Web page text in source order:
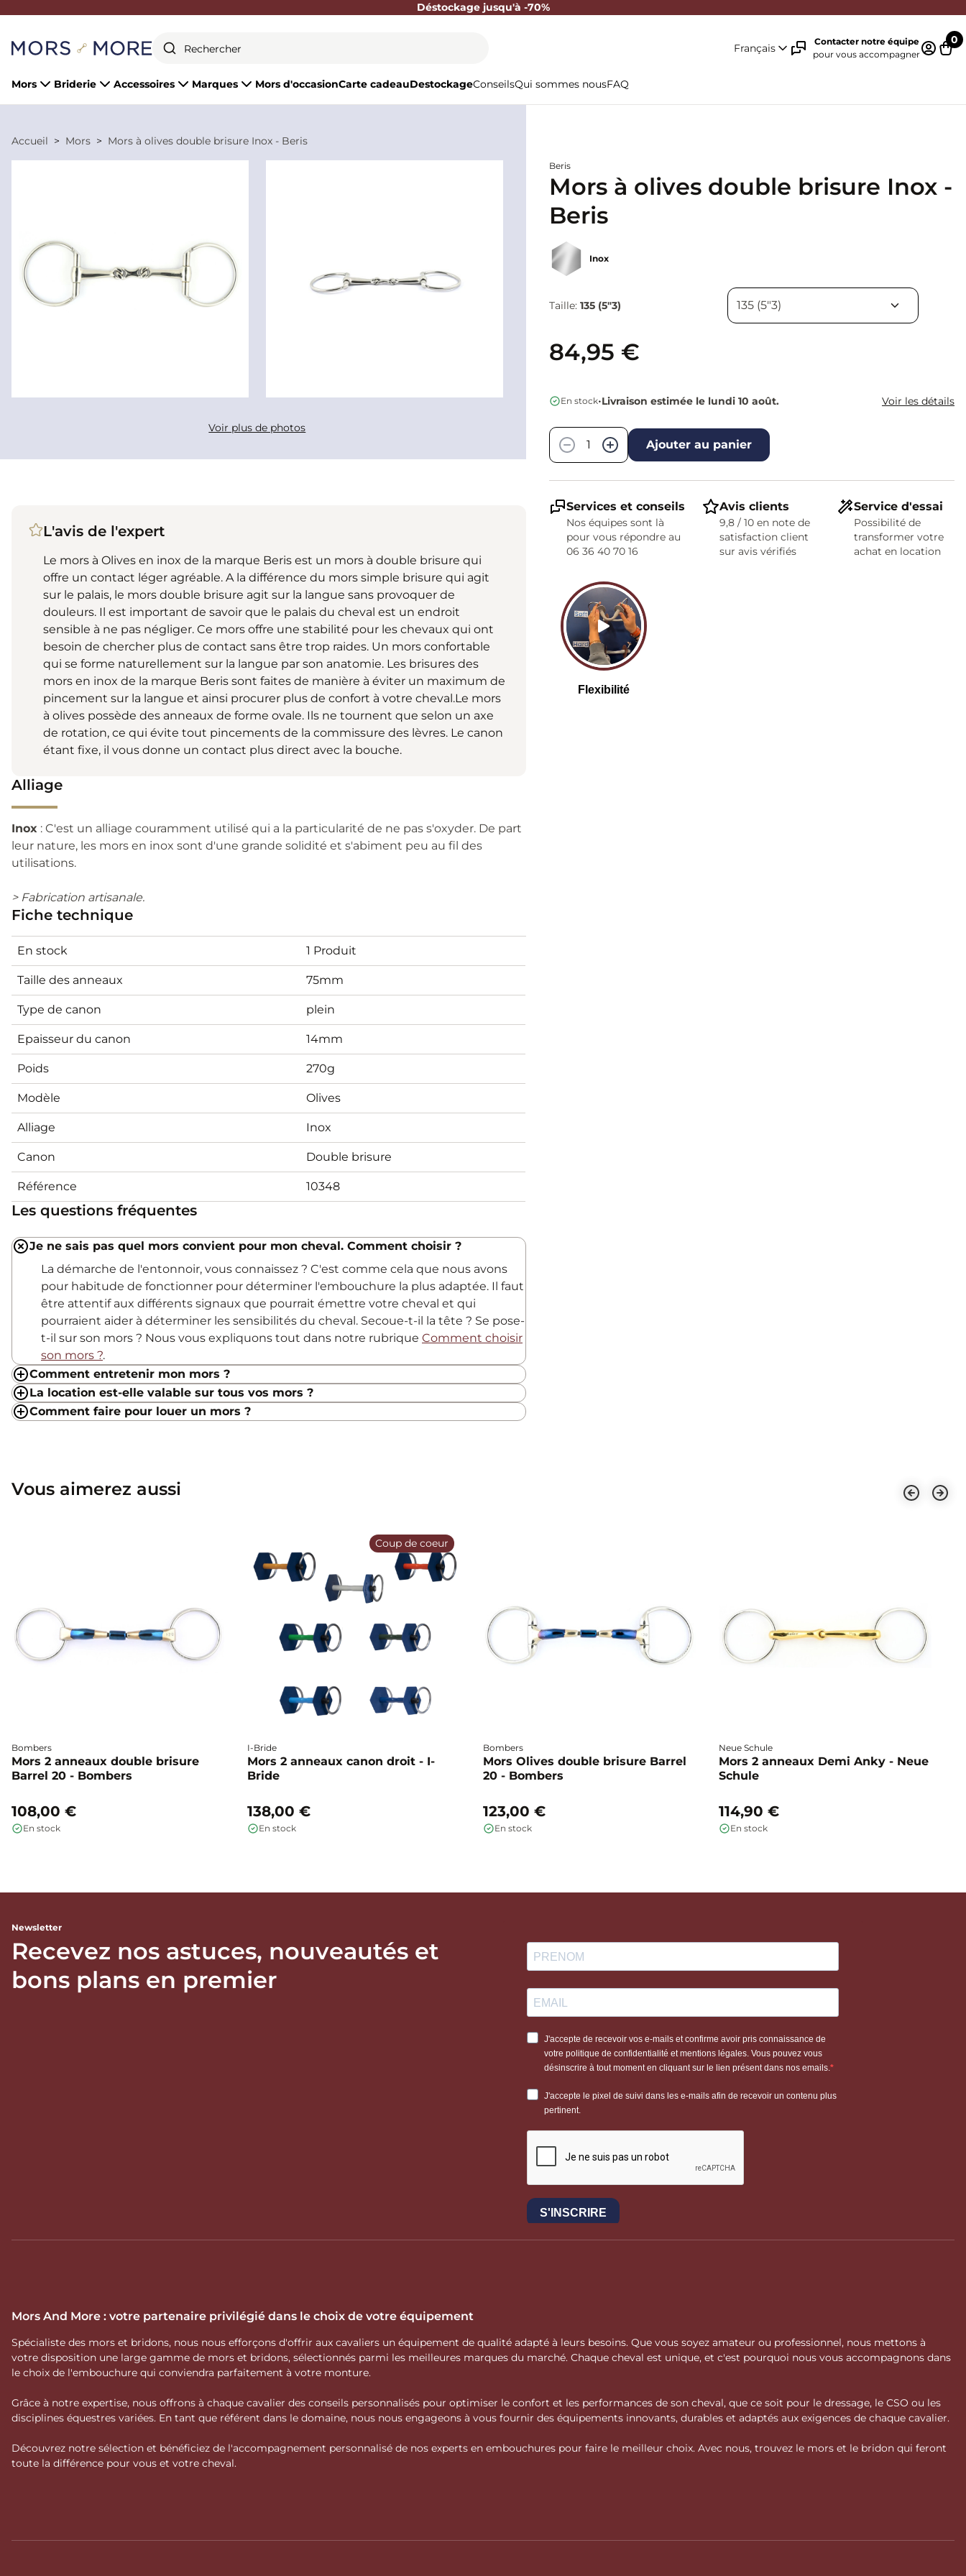
Déstockage jusqu'à -70%
Français
Contacter notre équipe
pour vous accompagner
0
Mors Briderie Accessoires Marques Mors d'occasionCarte cadeauDestockageConseilsQui sommes nousFAQ
Accueil Mors Mors à olives double brisure Inox - Beris
Voir plus de photos
Beris
Mors à olives double brisure Inox -
Beris
Inox
Taille: 135 (5"3)
84,95 €
En stock•Livraison estimée le lundi 10 août. Voir les détails
−
+ Ajouter au panier
Services et conseils
Nos équipes sont là
pour vous répondre au
06 36 40 70 16
Avis clients
9,8 / 10 en note de
satisfaction client
sur avis vérifiés
Service d'essai
Possibilité de
transformer votre
achat en location
L'avis de l'expert
Le mors à Olives en inox de la marque Beris est un mors à double brisure qui
offre un contact léger agréable. A la différence du mors simple brisure qui agit
sur le palais, le mors double brisure agit sur la langue sans provoquer de
douleurs. Il est important de savoir que le palais du cheval est un endroit
sensible à ne pas négliger. Ce mors offre une stabilité pour les chevaux qui ont
besoin de chercher plus de contact sans être trop raides. Un mors confortable
qui se forme naturellement sur la langue par son anatomie. Les brisures des
mors en inox de la marque Beris sont faites de manière à éviter un maximum de
pincement sur la langue et ainsi procurer plus de confort à votre cheval.Le mors
à olives possède des anneaux de forme ovale. Ils ne tournent que selon un axe
de rotation, ce qui évite tout pincements de la commissure des lèvres. Le canon
étant fixe, il vous donne un contact plus direct avec la bouche.
Alliage
Inox : C'est un alliage couramment utilisé qui a la particularité de ne pas s'oxyder. De part
leur nature, les mors en inox sont d'une grande solidité et s'abiment peu au fil des
utilisations.
> Fabrication artisanale.
Fiche technique
En stock 1 Produit
Taille des anneaux 75mm
Type de canon plein
Epaisseur du canon 14mm
Poids 270g
Modèle Olives
Alliage Inox
Canon Double brisure
Référence 10348
Les questions fréquentes
Je ne sais pas quel mors convient pour mon cheval. Comment choisir ?
La démarche de l'entonnoir, vous connaissez ? C'est comme cela que nous avons
pour habitude de fonctionner pour déterminer l'embouchure la plus adaptée. Il faut
être attentif aux différents signaux que pourrait émettre votre cheval et qui
pourraient aider à déterminer les sensibilités du cheval. Secoue-t-il la tête ? Se pose-
t-il sur son mors ? Nous vous expliquons tout dans notre rubrique Comment choisir
son mors ?.
Comment entretenir mon mors ?
La location est-elle valable sur tous vos mors ?
Comment faire pour louer un mors ?
Vous aimerez aussi
Bombers
Mors 2 anneaux double brisure
Barrel 20 - Bombers
108,00 €
En stock
I-Bride
Mors 2 anneaux canon droit - I-
Bride
138,00 €
En stock
Coup de coeur
Bombers
Mors Olives double brisure Barrel
20 - Bombers
123,00 €
En stock
Neue Schule
Mors 2 anneaux Demi Anky - Neue
Schule
114,90 €
En stock
Newsletter
Recevez nos astuces, nouveautés et
bons plans en premier
Mors And More : votre partenaire privilégié dans le choix de votre équipement
Spécialiste des mors et bridons, nous nous efforçons d'offrir aux cavaliers un équipement de qualité adapté à leurs besoins. Que vous soyez amateur ou professionnel, nous mettons à
votre disposition une large gamme de mors et bridons, sélectionnés parmi les meilleures marques du marché. Chaque cheval est unique, et c'est pourquoi nous vous accompagnons dans
le choix de l'embouchure qui conviendra parfaitement à votre monture.
Grâce à notre expertise, nous offrons à chaque cavalier des conseils personnalisés pour optimiser le confort et les performances de son cheval, que ce soit pour le dressage, le CSO ou les
disciplines équestres variées. En tant que référent dans le domaine, nous nous engageons à vous fournir des équipements innovants, durables et adaptés aux exigences de chaque cavalier.
Découvrez notre sélection et bénéficiez de l'accompagnement personnalisé de nos experts en embouchures pour faire le meilleur choix. Avec nous, trouvez le mors et le bridon qui feront
toute la différence pour vous et votre cheval.